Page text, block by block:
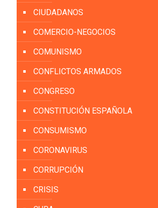
CIUDADANOS
COMERCIO-NEGOCIOS
COMUNISMO
CONFLICTOS ARMADOS
CONGRESO
CONSTITUCIÓN ESPAÑOLA
CONSUMISMO
CORONAVIRUS
CORRUPCIÓN
CRISIS